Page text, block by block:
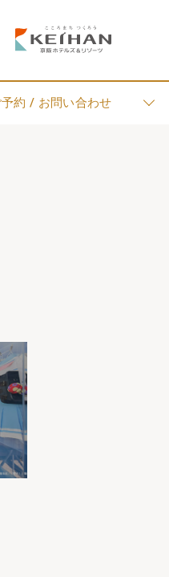
予約 / お問い合わせ